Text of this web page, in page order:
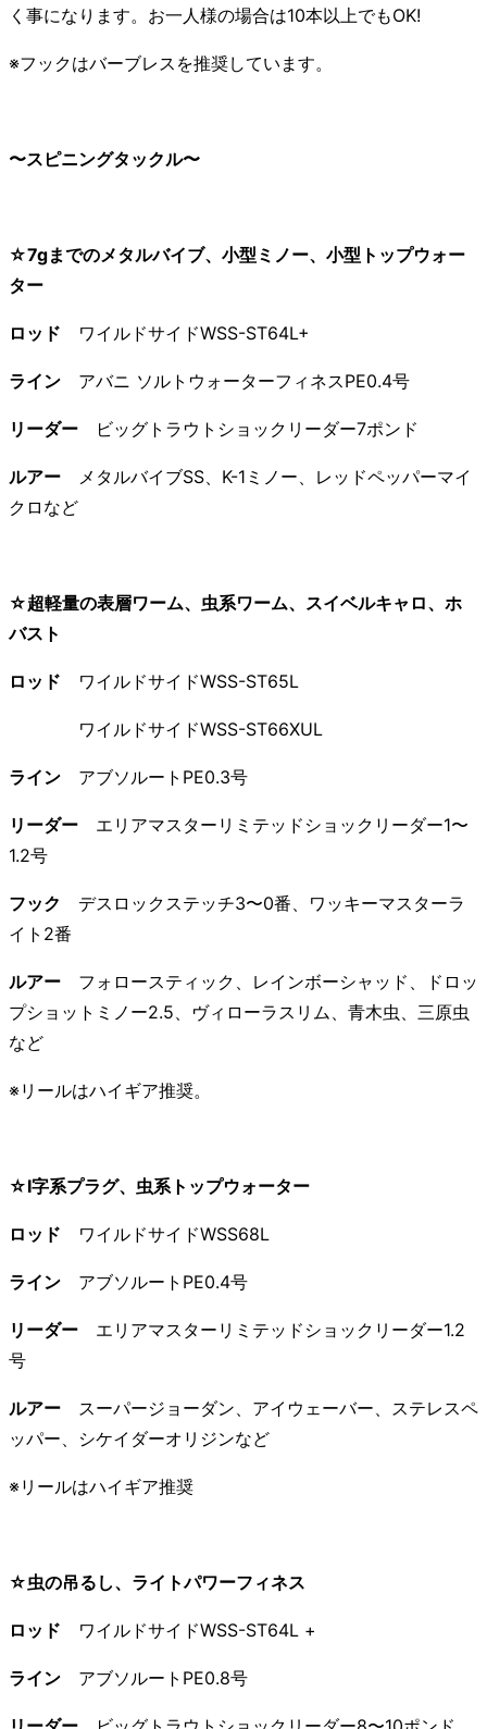
く事になります。お一人様の場合は10本以上でもOK!
※フックはバーブレスを推奨しています。
〜スピニングタックル〜
☆7gまでのメタルバイブ、小型ミノー、小型トップウォー
ター
ロッド ワイルドサイドWSS-ST64L+
ライン アバニ ソルトウォーターフィネスPE0.4号
リーダー ビッグトラウトショックリーダー7ポンド
ルアー メタルバイブSS、K-1ミノー、レッドペッパーマイ
クロなど
☆超軽量の表層ワーム、虫系ワーム、スイベルキャロ、ホ
バスト
ロッド ワイルドサイドWSS-ST65L
ワイルドサイドWSS-ST66XUL
ライン アブソルートPE0.3号
リーダー エリアマスターリミテッドショックリーダー1〜
1.2号
フック デスロックステッチ3〜0番、ワッキーマスターラ
イト2番
ルアー フォロースティック、レインボーシャッド、ドロッ
プショットミノー2.5、ヴィローラスリム、青木虫、三原虫
など
※リールはハイギア推奨。
☆I字系プラグ、虫系トップウォーター
ロッド ワイルドサイドWSS68L
ライン アブソルートPE0.4号
リーダー エリアマスターリミテッドショックリーダー1.2
号
ルアー スーパージョーダン、アイウェーバー、ステレスペ
ッパー、シケイダーオリジンなど
※リールはハイギア推奨
☆虫の吊るし、ライトパワーフィネス
ロッド ワイルドサイドWSS-ST64L +
ライン アブソルートPE0.8号